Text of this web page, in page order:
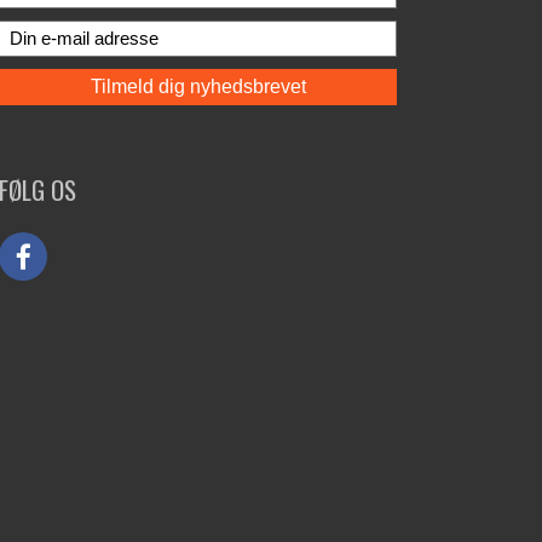
FØLG OS